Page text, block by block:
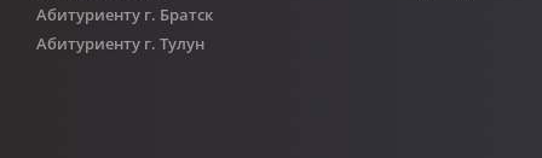
Абитуриенту г. Братск
Абитуриенту г. Тулун